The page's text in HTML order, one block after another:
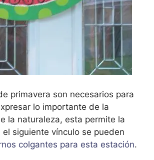
primavera son necesarios para
lo importante de la
la naturaleza, esta permite la
el siguiente vínculo se pueden
colgantes para esta estación.